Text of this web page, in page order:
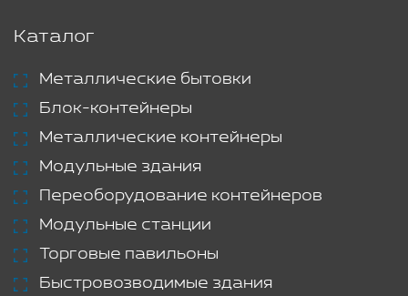
Каталог
Металлические бытовки
Блок-контейнеры
Металлические контейнеры
Модульные здания
Переоборудование контейнеров
Модульные станции
Торговые павильоны
Быстровозводимые здания